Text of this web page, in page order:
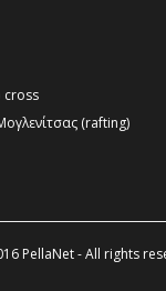
cross
(rafting)
PellaNet - All rights